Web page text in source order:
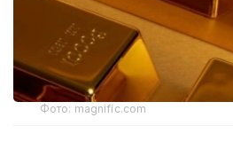
Фото: magnific.com